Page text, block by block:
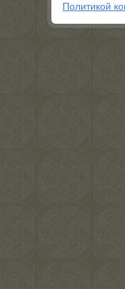
Политикой